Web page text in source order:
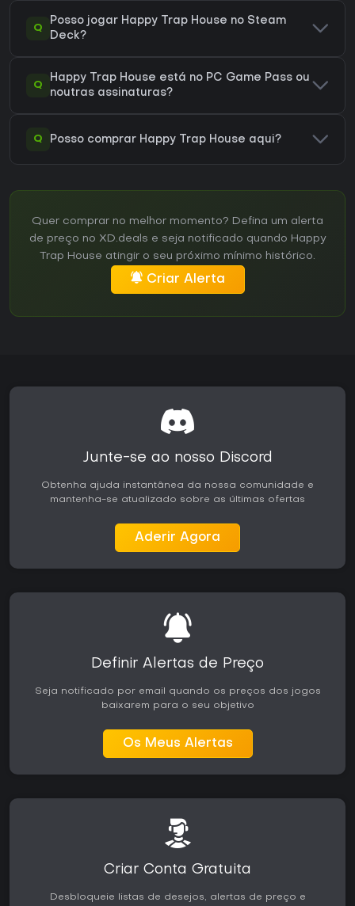
Q
Posso jogar Happy Trap House no Steam
Deck?
Q
Happy Trap House está no PC Game Pass ou
noutras assinaturas?
Q Posso comprar Happy Trap House aqui?
Quer comprar no melhor momento? Defina um alerta
de preço no XD.deals e seja notificado quando Happy
Trap House atingir o seu próximo mínimo histórico.
Criar Alerta
Junte-se ao nosso Discord
Obtenha ajuda instantânea da nossa comunidade e
mantenha-se atualizado sobre as últimas ofertas
Aderir Agora
Definir Alertas de Preço
Seja notificado por email quando os preços dos jogos
baixarem para o seu objetivo
Os Meus Alertas
Criar Conta Gratuita
Desbloqueie listas de desejos, alertas de preço e